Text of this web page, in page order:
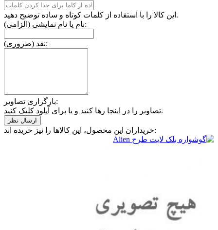
این کالا را با استفاده از کلمات کوتاه و ساده توضیح دهید.
نام یا نام نمایشی (الزامی):
نقد (ضروری):
بارگزاری تصاویر:
تصاویر را در اینجا رها کنید و یا برای آپلود کلیک کنید.
خریداران این محصول، این کالاها را نیز خریده اند: